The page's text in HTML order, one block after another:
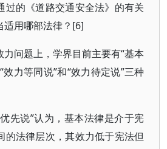
过的《道路交通安全法》的有关
适用哪部法律？[6]
问题上，学界目前主要有“基本
力等同说”和“效力待定说”三种
先说”认为，基本法律是介于宪
的法律层次，其效力低于宪法但